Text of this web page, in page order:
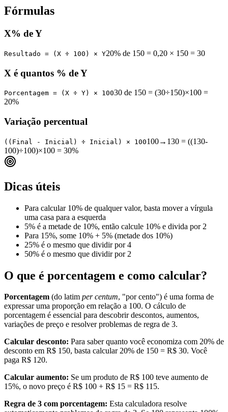
Fórmulas
X% de Y
Resultado = (X ÷ 100) × Y20% de 150 = 0,20 × 150 = 30
X é quantos % de Y
Porcentagem = (X ÷ Y) × 10030 de 150 = (30÷150)×100 =
20%
Variação percentual
((Final - Inicial) ÷ Inicial) × 100100→130 = ((130-
100)÷100)×100 = 30%
Dicas úteis
Para calcular 10% de qualquer valor, basta mover a vírgula
uma casa para a esquerda
5% é a metade de 10%, então calcule 10% e divida por 2
Para 15%, some 10% + 5% (metade dos 10%)
25% é o mesmo que dividir por 4
50% é o mesmo que dividir por 2
O que é porcentagem e como calcular?
Porcentagem (do latim per centum, "por cento") é uma forma de
expressar uma proporção em relação a 100. O cálculo de
porcentagem é essencial para descobrir descontos, aumentos,
variações de preço e resolver problemas de regra de 3.
Calcular desconto: Para saber quanto você economiza com 20% de
desconto em R$ 150, basta calcular 20% de 150 = R$ 30. Você
paga R$ 120.
Calcular aumento: Se um produto de R$ 100 teve aumento de
15%, o novo preço é R$ 100 + R$ 15 = R$ 115.
Regra de 3 com porcentagem: Esta calculadora resolve